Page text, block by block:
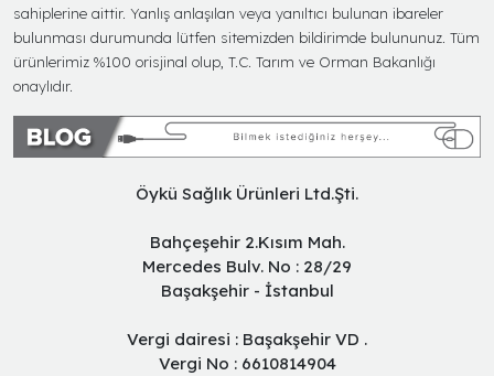
sahiplerine aittir. Yanlış anlaşılan veya yanıltıcı bulunan ibareler
bulunması durumunda lütfen sitemizden bildirimde bulununuz. Tüm
ürünlerimiz %100 orisjinal olup, T.C. Tarım ve Orman Bakanlığı
onaylıdır.
Öykü Sağlık Ürünleri Ltd.Şti.
Bahçeşehir 2.Kısım Mah.
Mercedes Bulv. No : 28/29
Başakşehir - İstanbul
Vergi dairesi : Başakşehir VD .
Vergi No : 6610814904